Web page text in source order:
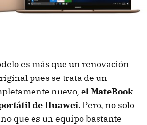
es más que un renovación
pues se trata de un
nuevo, el MateBook
de Huawei. Pero, no solo
que es un equipo bastante